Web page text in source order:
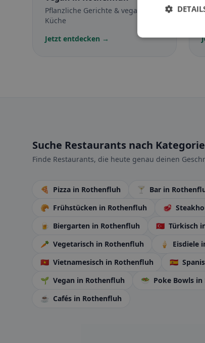
Pflanzliche Gerichte & vegane
Küche
Jetzt entdecken →
Suche Restaurants nach
Finde Restaurants, die heute genau deinen
🍕 Pizza in Rothenfluh 🍸 Bar in
🥐 Frühstücken in Rothenfluh 🥩
🍺 Biergarten in Rothenfluh 🇹🇷 Türkisch
🥕 Vegetarisch in Rothenfluh 🍦 Eisdiele
🇻🇳 Vietnamesisch in Rothenfluh 🇪🇸
🌱 Vegan in Rothenfluh 🥗 Poke Bowls in
☕ Cafés in Rothenfluh